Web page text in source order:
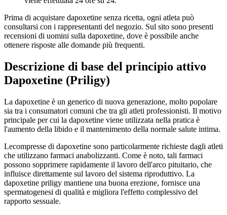
Prima di acquistare dapoxetine senza ricetta, ogni atleta può
consultarsi con i rappresentanti del negozio. Sul sito sono presenti
recensioni di uomini sulla dapoxetine, dove è possibile anche
ottenere risposte alle domande più frequenti.
Descrizione di base del principio attivo
Dapoxetine (Priligy)
La dapoxetine è un generico di nuova generazione, molto popolare
sia tra i consumatori comuni che tra gli atleti professionisti. Il motivo
principale per cui la dapoxetine viene utilizzata nella pratica è
l'aumento della libido e il mantenimento della normale salute intima.
Lecompresse di dapoxetine sono particolarmente richieste dagli atleti
che utilizzano farmaci anabolizzanti. Come è noto, tali farmaci
possono sopprimere rapidamente il lavoro dell'arco pituitario, che
influisce direttamente sul lavoro del sistema riproduttivo. La
dapoxetine priligy mantiene una buona erezione, fornisce una
spermatogenesi di qualità e migliora l'effetto complessivo del
rapporto sessuale.